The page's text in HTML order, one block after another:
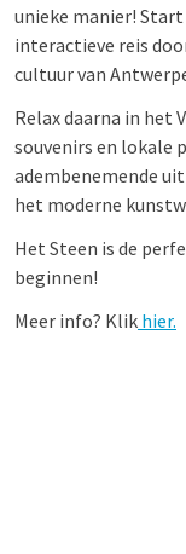
unieke manier!
interactieve reis
cultuur van
Relax daarna in het
souvenirs en lokale
adembenemende
het moderne
Het Steen is de
beginnen!
Meer info? Klik hier.